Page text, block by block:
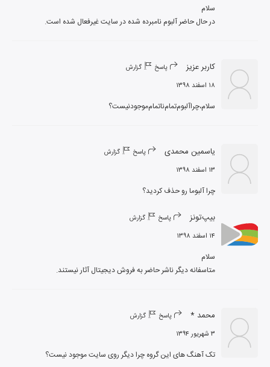
در حال حاضر آلبوم نامبرده شده در سایت غیرفعال شده است.
کاربر عزیز پاسخ گزارش
۱۸ اسفند ۱۳۹۸
سلام،چراآلبوم‌تمام‌ناتمام‌موجودنیست؟
یاسمین محمدی پاسخ گزارش
۱۳ اسفند ۱۳۹۸
چرا آلبوما رو حذف کردید؟
بیپ‌تونز پاسخ گزارش
۱۴ اسفند ۱۳۹۸
متاسفانه دیگر ناشر حاضر به فروش دیجیتال آثار نیستند.
محمد * پاسخ گزارش
۳ شهریور ۱۳۹۴
تک آهنگ های این گروه چرا دیگر روی سایت موجود نیست؟